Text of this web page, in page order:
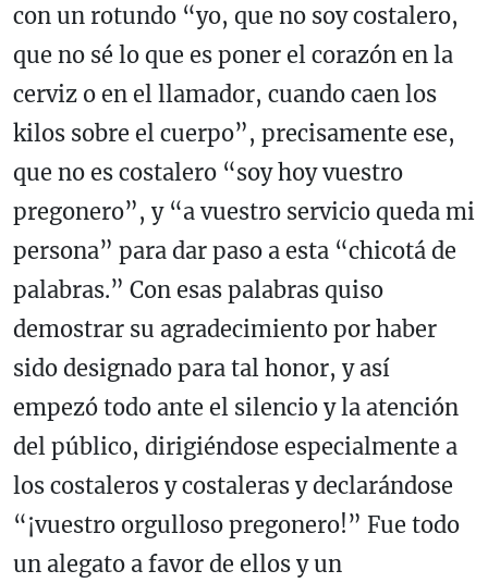
con un rotundo “yo, que no soy costalero,
que no sé lo que es poner el corazón en la
cerviz o en el llamador, cuando caen los
kilos sobre el cuerpo”, precisamente ese,
que no es costalero “soy hoy vuestro
pregonero”, y “a vuestro servicio queda mi
persona” para dar paso a esta “chicotá de
palabras.” Con esas palabras quiso
demostrar su agradecimiento por haber
sido designado para tal honor, y así
empezó todo ante el silencio y la atención
del público, dirigiéndose especialmente a
los costaleros y costaleras y declarándose
“¡vuestro orgulloso pregonero!” Fue todo
un alegato a favor de ellos y un